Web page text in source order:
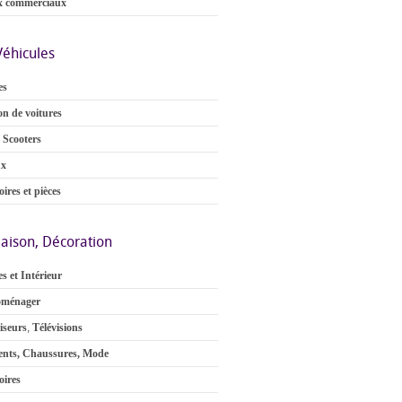
commerciaux
de voitures
et pièces
Décoration
et Intérieur
, Télévisions
Chaussures, Mode